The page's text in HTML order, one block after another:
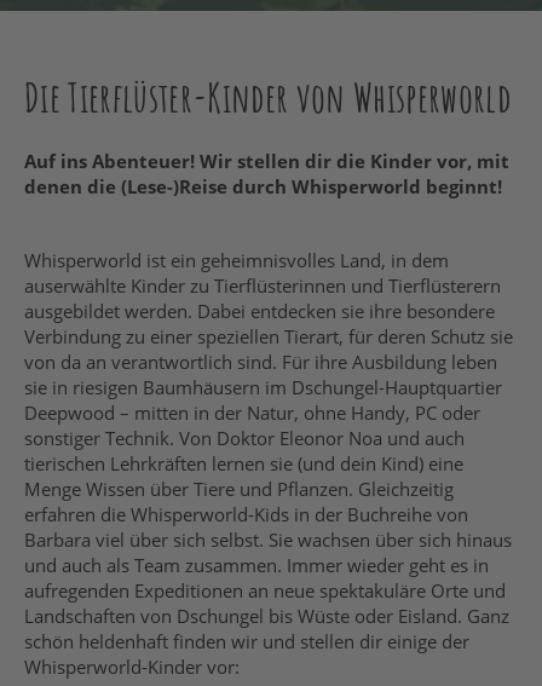
Die Tierflüster-Kinder von Whisperworld
Auf ins Abenteuer! Wir stellen dir die Kinder vor, mit
denen die (Lese-)Reise durch Whisperworld beginnt!
Whisperworld ist ein geheimnisvolles Land, in dem
auserwählte Kinder zu Tierflüsterinnen und Tierflüsterern
ausgebildet werden. Dabei entdecken sie ihre besondere
Verbindung zu einer speziellen Tierart, für deren Schutz sie
von da an verantwortlich sind. Für ihre Ausbildung leben
sie in riesigen Baumhäusern im Dschungel-Hauptquartier
Deepwood – mitten in der Natur, ohne Handy, PC oder
sonstiger Technik. Von Doktor Eleonor Noa und auch
tierischen Lehrkräften lernen sie (und dein Kind) eine
Menge Wissen über Tiere und Pflanzen. Gleichzeitig
erfahren die Whisperworld-Kids in der Buchreihe von
Barbara viel über sich selbst. Sie wachsen über sich hinaus
und auch als Team zusammen. Immer wieder geht es in
aufregenden Expeditionen an neue spektakuläre Orte und
Landschaften von Dschungel bis Wüste oder Eisland. Ganz
schön heldenhaft finden wir und stellen dir einige der
Whisperworld-Kinder vor: